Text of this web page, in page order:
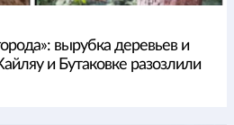
вырубка деревьев и
и Бутаковке разозлили